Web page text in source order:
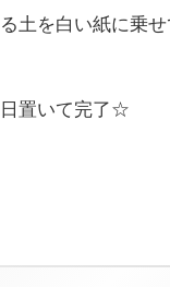
土を白い紙に乗